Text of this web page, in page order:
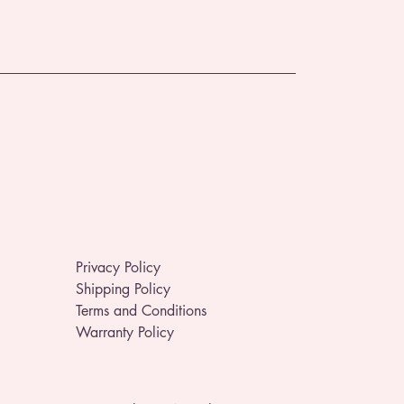
Privacy Policy
Shipping Policy
Terms and Conditions
Warranty Policy